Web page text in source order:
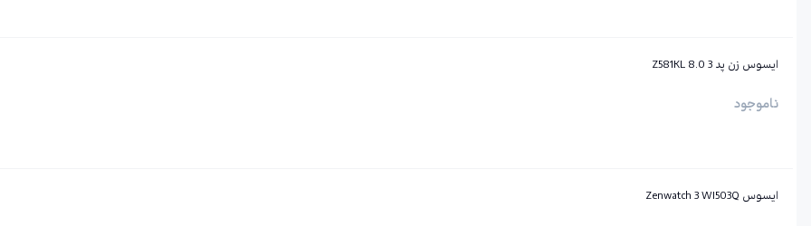
ایسوس زن پد 3 8.0 Z581KL
ناموجود
ایسوس Zenwatch 3 WI503Q